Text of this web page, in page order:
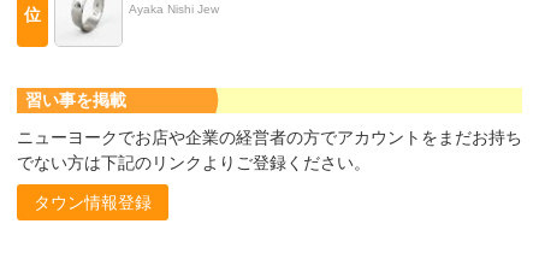
位
Ayaka Nishi Jew
習い事を掲載
ニューヨークでお店や企業の経営者の方でアカウントをまだお持ち
でない方は下記のリンクよりご登録ください。
タウン情報登録